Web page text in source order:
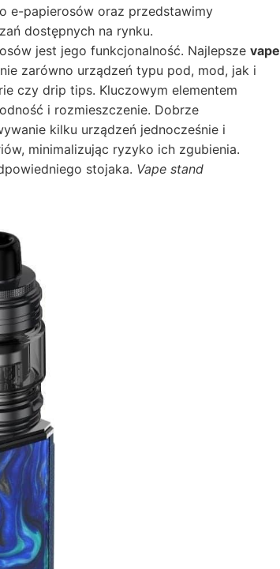
e-papierosów oraz przedstawimy
dostępnych na rynku.
jest jego funkcjonalność. Najlepsze vape
zarówno urządzeń typu pod, mod, jak i
czy drip tips. Kluczowym elementem
i rozmieszczenie. Dobrze
kilku urządzeń jednocześnie i
minimalizując ryzyko ich zgubienia.
stojaka. Vape stand